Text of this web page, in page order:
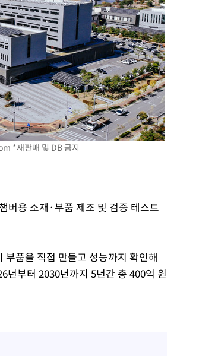
*재판매 및 DB 금지
버용 소재·부품 제조 및 검증 테스트
품을 직접 만들고 성능까지 확인해
년부터 2030년까지 5년간 총 400억 원